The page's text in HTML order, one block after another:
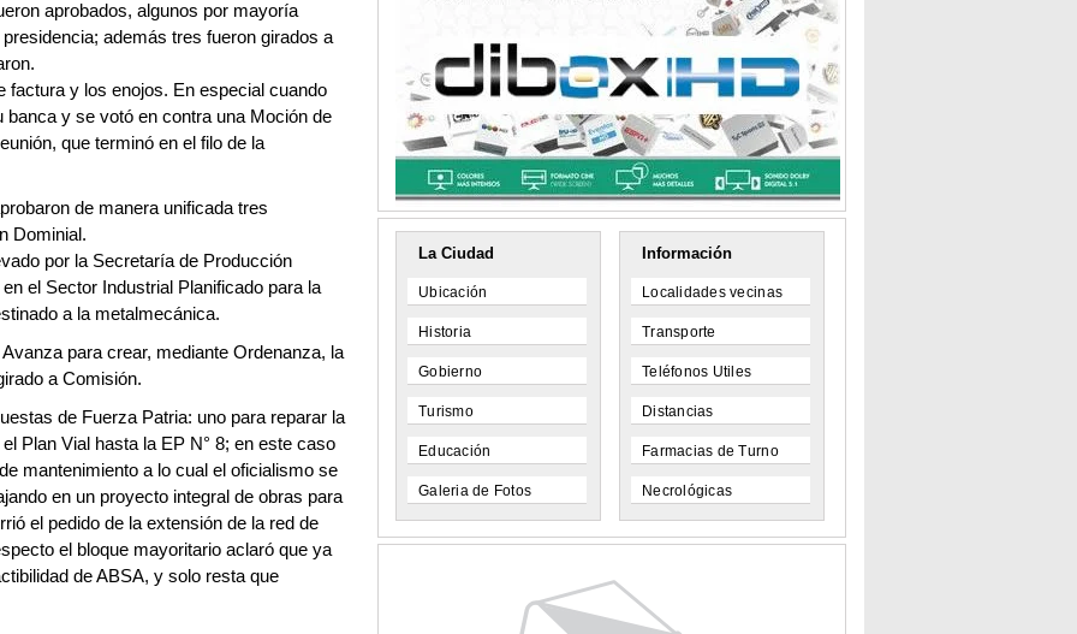
aprobados, algunos por mayoría
además tres fueron girados a
factura y los enojos. En especial cuando
y se votó en contra una Moción de
que terminó en el filo de la
de manera unificada tres
Dominial.
por la Secretaría de Producción
el Sector Industrial Planificado para la
a la metalmecánica.
para crear, mediante Ordenanza, la
a Comisión.
de Fuerza Patria: uno para reparar la
Plan Vial hasta la EP N° 8; en este caso
mantenimiento a lo cual el oficialismo se
en un proyecto integral de obras para
el pedido de la extensión de la red de
el bloque mayoritario aclaró que ya
de ABSA, y solo resta que
La Ciudad
Ubicación
Historia
Gobierno
Turismo
Educación
Galeria de Fotos
Información
Localidades vecinas
Transporte
Teléfonos Utiles
Distancias
Farmacias de Turno
Necrológicas